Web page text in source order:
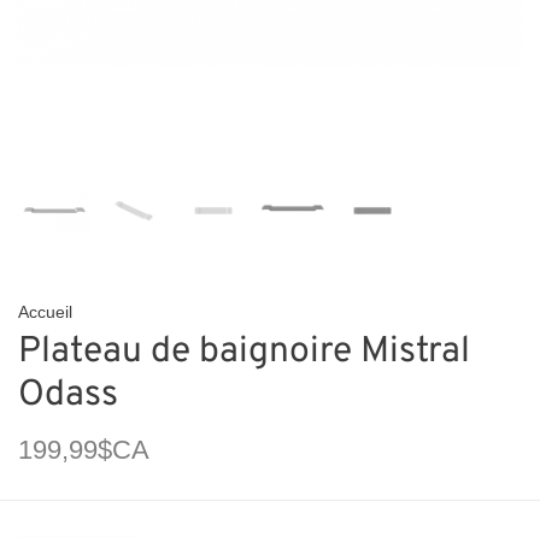
Accueil
Plateau de baignoire Mistral
Odass
199,99$CA